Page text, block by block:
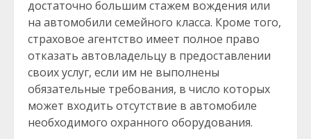
достаточно большим стажем вождения или
на автомобили семейного класса. Кроме того,
страховое агентство имеет полное право
отказать автовладельцу в предоставлении
своих услуг, если им не выполнены
обязательные требования, в число которых
может входить отсутствие в автомобиле
необходимого охранного оборудования.